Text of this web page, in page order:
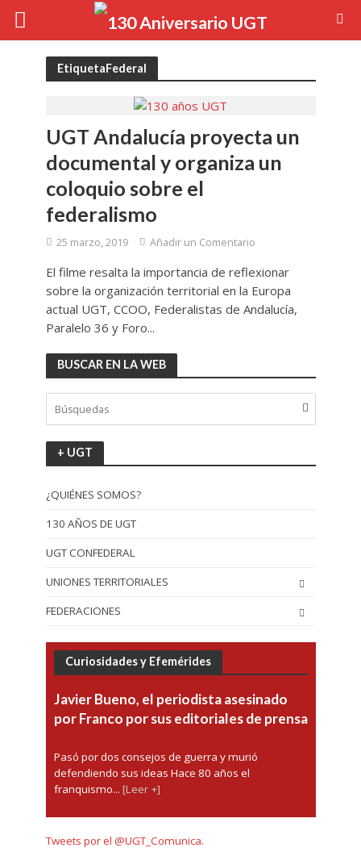
EtiquetaFederal
UGT Andalucía proyecta un
documental y organiza un
coloquio sobre el
federalismo
25 marzo, 2019 Añadir un Comentario
El filme resalta la importancia de reflexionar
sobre la organización territorial en la Europa
actual UGT, CCOO, Federalistas de Andalucía,
Paralelo 36 y Foro...
BUSCAR EN LA WEB
+ UGT
¿QUIÉNES SOMOS?
130 AÑOS DE UGT
UGT CONFEDERAL
UNIONES TERRITORIALES
FEDERACIONES
Curiosidades y Efemérides
Javier Bueno, el periodista asesinado
por Franco por sus editoriales de prensa
Pasó por dos consejos de guerra y murió
defendiendo sus ideas Hace 80 años el
franquismo... [Leer +]
Tweets por el @UGT_Comunica.